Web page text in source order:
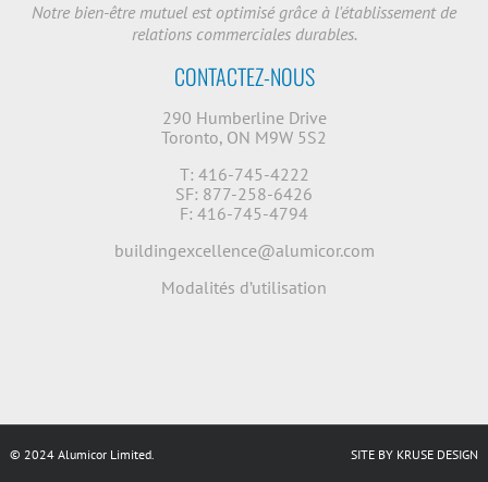
Notre bien-être mutuel est optimisé grâce à l'établissement de
relations commerciales durables.
CONTACTEZ-NOUS
290 Humberline Drive
Toronto, ON M9W 5S2
T: 416-745-4222
SF: 877-258-6426
F: 416-745-4794
buildingexcellence@alumicor.com
Modalités d’utilisation
© 2024 Alumicor Limited. SITE BY KRUSE DESIGN